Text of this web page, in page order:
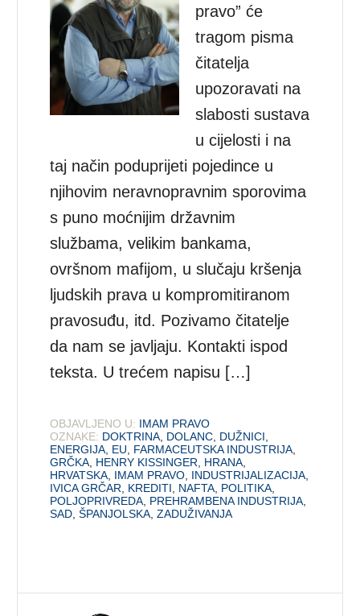
pravo” će
tragom pisma
čitatelja
upozoravati na
slabosti sustava
u cijelosti i na
taj način poduprijeti pojedince u
njihovim neravnopravnim sporovima
s puno moćnijim državnim
službama, velikim bankama,
ovršnom mafijom, u slučaju kršenja
ljudskih prava u kompromitiranom
pravosuđu, itd. Pozivamo čitatelje
da nam se javljaju. Kontakti ispod
teksta. U trećem napisu […]
OBJAVLJENO U: IMAM PRAVO
OZNAKE: DOKTRINA DOLANC DUŽNICI
ENERGIJA EU FARMACEUTSKA INDUSTRIJA
GRČKA HENRY KISSINGER HRANA
HRVATSKA IMAM PRAVO INDUSTRIJALIZACIJA
IVICA GRČAR
KREDITI NAFTA POLITIKA
POLJOPRIVREDA PREHRAMBENA INDUSTRIJA
SAD ,ŠPANJOLSKA ,ZADUŽIVANJA